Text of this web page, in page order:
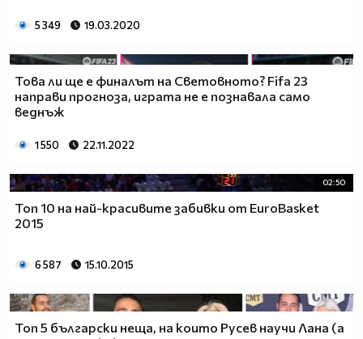
5 349 19.03.2020
Това ли ще е финалът на Световното? Fifa 23
направи прогноза, играта не е познавала само
веднъж
1 550 22.11.2022
02:50
Топ 10 на най-красивите забивки от EuroBasket
2015
6 587 15.10.2015
Топ 5 български неща, на които Русев научи Лана (а